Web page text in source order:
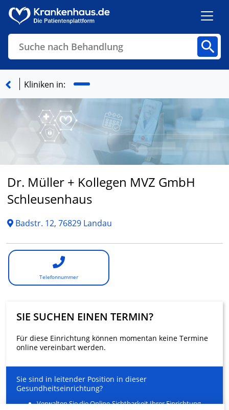
Suche nach Behandlung
Finden
Kliniken in:
Dr. Müller + Kollegen MVZ GmbH
Schleusenhaus
Badstr. 12, 76829 Landau
Telefonnummer
SIE SUCHEN EINEN TERMIN?
Für diese Einrichtung können momentan keine Termine
online vereinbart werden.
Sie sind in leitender Position in dieser
Gesundheitseinrichtung?
Verwalten Sie die Online-Sichtbarkeit Ihrer Einrichtung